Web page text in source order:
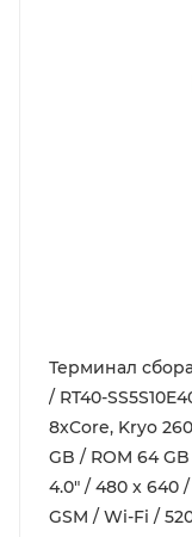
Терминал
/ RT40-
8xCore, Kryo
GB / ROM 64
4.0" / 480 x 640
GSM / Wi-Fi /